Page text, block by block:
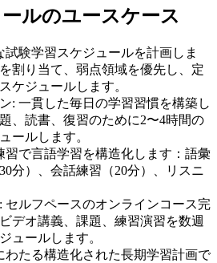
ルのユースケース
試験学習スケジュールを計画しま
割り当て、弱点領域を優先し、定
ケジュールします。
: 一貫した毎日の学習習慣を構築し
、読書、復習のために2〜4時間の
ールします。
習で言語学習を構造化します：語彙
分）、会話練習（20分）、リスニ
セルフペースのオンラインコース完
デオ講義、課題、練習演習を数週
ュールします。
わたる構造化された長期学習計画で